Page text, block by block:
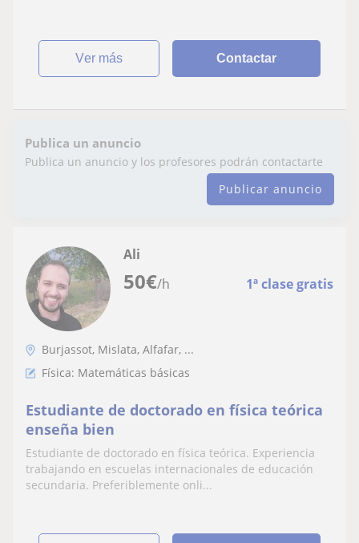
ver más Contactar
Publica un anuncio
Publica un anuncio y los profesores podrán contactarte
Publicar anuncio
50€/h 1ª clase gratis
Ali
Burjassot, Mislata, Alfafar, ...
Física: Matemáticas básicas
Estudiante de doctorado en física teórica
enseña bien
Estudiante de doctorado en física teórica. Experiencia
trabajando en escuelas internacionales de educación
secundaria. Preferiblemente onli...